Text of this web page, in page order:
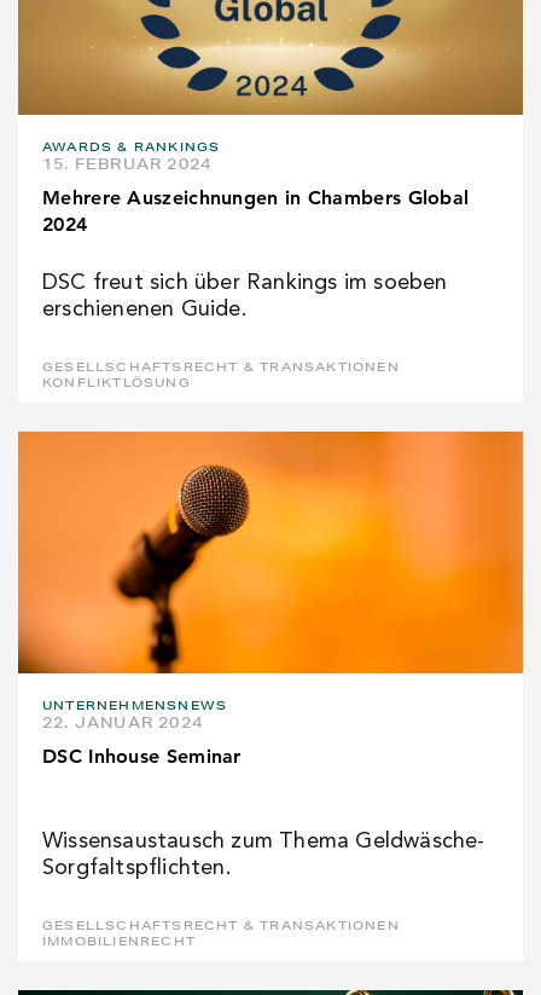
AWARDS & RANKINGS
15. FEBRUAR 2024
Mehrere Auszeichnungen in Chambers Global
2024
DSC freut sich über Rankings im soeben
erschienenen Guide.
GESELLSCHAFTSRECHT & TRANSAKTIONEN
KONFLIKTLÖSUNG
UNTERNEHMENSNEWS
22. JANUAR 2024
DSC Inhouse Seminar
Wissensaustausch zum Thema Geldwäsche-
Sorgfaltspflichten.
GESELLSCHAFTSRECHT & TRANSAKTIONEN
IMMOBILIENRECHT